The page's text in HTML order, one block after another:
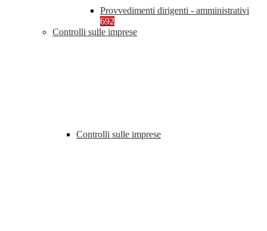
Provvedimenti dirigenti - amministrativi
692
Controlli sulle imprese
Controlli sulle imprese